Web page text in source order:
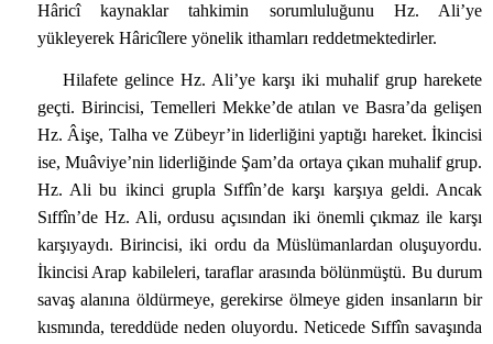
Hâricî kaynaklar tahkimin sorumluluğunu Hz. Ali’ye
yükleyerek Hâricîlere yönelik ithamları reddetmektedirler.
Hilafete gelince Hz. Ali’ye karşı iki muhalif grup harekete
geçti. Birincisi, Temelleri Mekke’de atılan ve Basra’da gelişen
Hz. Âişe, Talha ve Zübeyr’in liderliğini yaptığı hareket. İkincisi
ise, Muâviye’nin liderliğinde Şam’da ortaya çıkan muhalif grup.
Hz. Ali bu ikinci grupla Sıffîn’de karşı karşıya geldi. Ancak
Sıffîn’de Hz. Ali, ordusu açısından iki önemli çıkmaz ile karşı
karşıyaydı. Birincisi, iki ordu da Müslümanlardan oluşuyordu.
İkincisi Arap kabileleri, taraflar arasında bölünmüştü. Bu durum
savaş alanına öldürmeye, gerekirse ölmeye giden insanların bir
kısmında, tereddüde neden oluyordu. Neticede Sıffîn savaşında